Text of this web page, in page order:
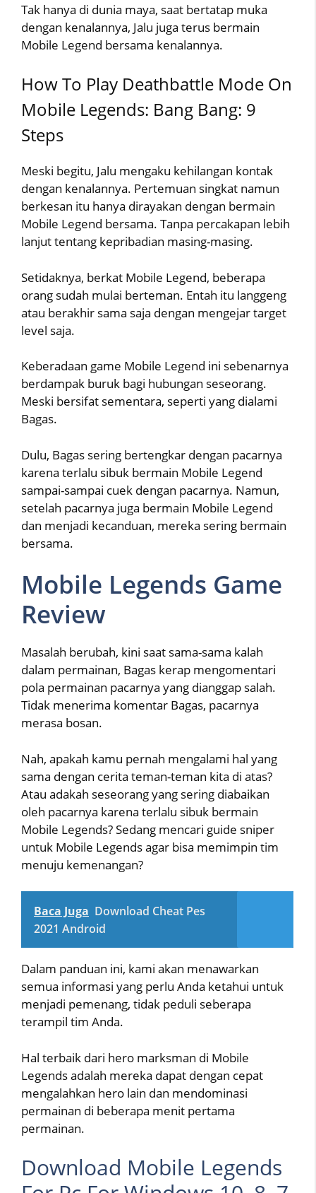
Tak hanya di dunia maya, saat bertatap muka
dengan kenalannya, Jalu juga terus bermain
Mobile Legend bersama kenalannya.
How To Play Deathbattle Mode On
Mobile Legends: Bang Bang: 9
Steps
Meski begitu, Jalu mengaku kehilangan kontak
dengan kenalannya. Pertemuan singkat namun
berkesan itu hanya dirayakan dengan bermain
Mobile Legend bersama. Tanpa percakapan lebih
lanjut tentang kepribadian masing-masing.
Setidaknya, berkat Mobile Legend, beberapa
orang sudah mulai berteman. Entah itu langgeng
atau berakhir sama saja dengan mengejar target
level saja.
Keberadaan game Mobile Legend ini sebenarnya
berdampak buruk bagi hubungan seseorang.
Meski bersifat sementara, seperti yang dialami
Bagas.
Dulu, Bagas sering bertengkar dengan pacarnya
karena terlalu sibuk bermain Mobile Legend
sampai-sampai cuek dengan pacarnya. Namun,
setelah pacarnya juga bermain Mobile Legend
dan menjadi kecanduan, mereka sering bermain
bersama.
Mobile Legends Game
Review
Masalah berubah, kini saat sama-sama kalah
dalam permainan, Bagas kerap mengomentari
pola permainan pacarnya yang dianggap salah.
Tidak menerima komentar Bagas, pacarnya
merasa bosan.
Nah, apakah kamu pernah mengalami hal yang
sama dengan cerita teman-teman kita di atas?
Atau adakah seseorang yang sering diabaikan
oleh pacarnya karena terlalu sibuk bermain
Mobile Legends? Sedang mencari guide sniper
untuk Mobile Legends agar bisa memimpin tim
menuju kemenangan?
Baca Juga Download Cheat Pes
2021 Android
Dalam panduan ini, kami akan menawarkan
semua informasi yang perlu Anda ketahui untuk
menjadi pemenang, tidak peduli seberapa
terampil tim Anda.
Hal terbaik dari hero marksman di Mobile
Legends adalah mereka dapat dengan cepat
mengalahkan hero lain dan mendominasi
permainan di beberapa menit pertama
permainan.
Download Mobile Legends